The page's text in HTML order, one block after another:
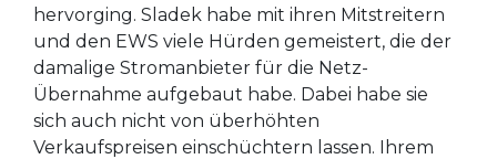
hervorging. Sladek habe mit ihren Mitstreitern
und den EWS viele Hürden gemeistert, die der
damalige Stromanbieter für die Netz-
Übernahme aufgebaut habe. Dabei habe sie
sich auch nicht von überhöhten
Verkaufspreisen einschüchtern lassen. Ihrem